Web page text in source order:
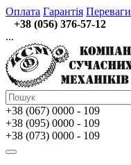
Оплата Гарантія Переваги
+38 (056) 376-57-12
...
+38 (067) 0000 - 109
+38 (095) 0000 - 109
+38 (073) 0000 - 109